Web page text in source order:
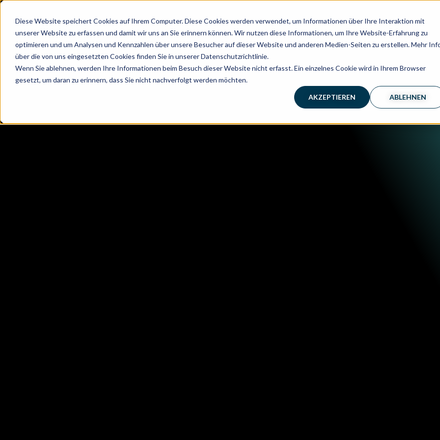
Diese Website speichert Cookies auf Ihrem Computer. Diese Cookies werden verwendet, um Informationen über Ihre Interaktion mit
unserer Website zu erfassen und damit wir uns an Sie erinnern können. Wir nutzen diese Informationen, um Ihre Website-Erfahrung zu
optimieren und um Analysen und Kennzahlen über unsere Besucher auf dieser Website und anderen Medien-Seiten zu erstellen. Mehr
über die von uns eingesetzten Cookies finden Sie in unserer Datenschutzrichtlinie.
Wenn Sie ablehnen, werden Ihre Informationen beim Besuch dieser Website nicht erfasst. Ein einzelnes Cookie wird in Ihrem Browser
gesetzt, um daran zu erinnern, dass Sie nicht nachverfolgt werden möchten.
AKZEPTIEREN ABLEHNEN